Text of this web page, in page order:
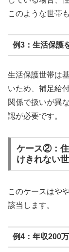
このような世帯
例3：生活保護
生活保護世帯は
いため、補足給
関係で扱いが異
認が必要です。
ケース②：住
けきれない
このケースはや
該当します。
例4：年収200